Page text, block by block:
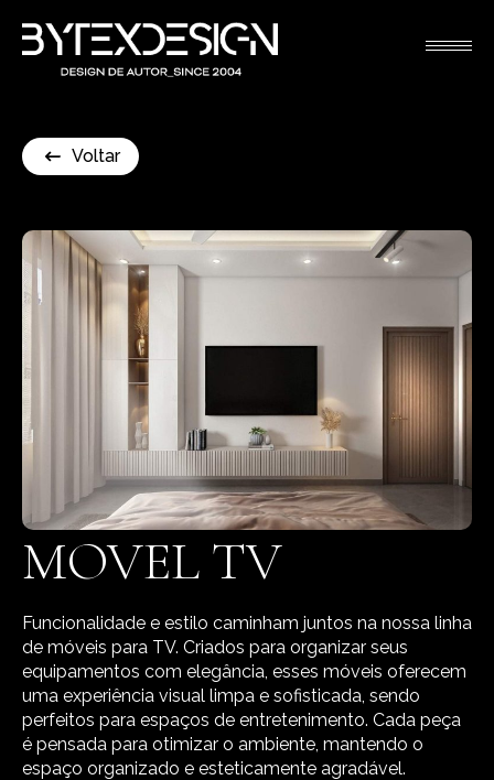
Voltar
MOVEL TV
Funcionalidade e estilo caminham juntos na nossa linha
de móveis para TV. Criados para organizar seus
equipamentos com elegância, esses móveis oferecem
uma experiência visual limpa e sofisticada, sendo
perfeitos para espaços de entretenimento. Cada peça
é pensada para otimizar o ambiente, mantendo o
espaço organizado e esteticamente agradável.